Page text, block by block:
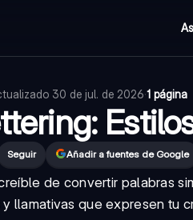
30 de jul. de 2026·1 página
Seguir Añadir a fuentes de Google
de convertir palabras
llamativas que expresen tu